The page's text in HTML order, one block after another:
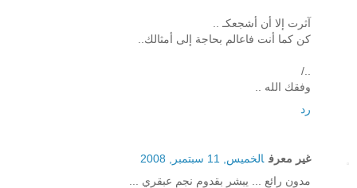
آثرت إلا أن أشجعكـ ..
كن كما أنت فاعالم بحاجة إلى أمثالك..
../
وفقك الله ..
رد
غير معرف الخميس, 11 سبتمبر, 2008
مدون رائع ... يبشر بقدوم نجم عبقري ...